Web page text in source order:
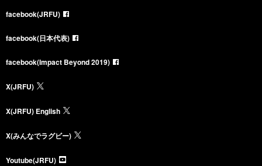
facebook(JRFU)
facebook(日本代表)
facebook(Impact Beyond 2019)
X(JRFU)
X(JRFU) English
X(みんなでラグビー)
Youtube(JRFU)